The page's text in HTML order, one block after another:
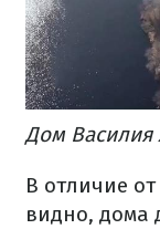
Дом Василия
В отличие
видно, дома